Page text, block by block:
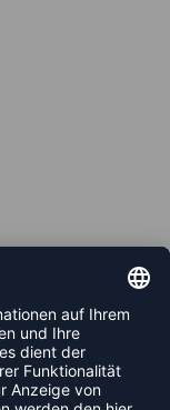
KEINE